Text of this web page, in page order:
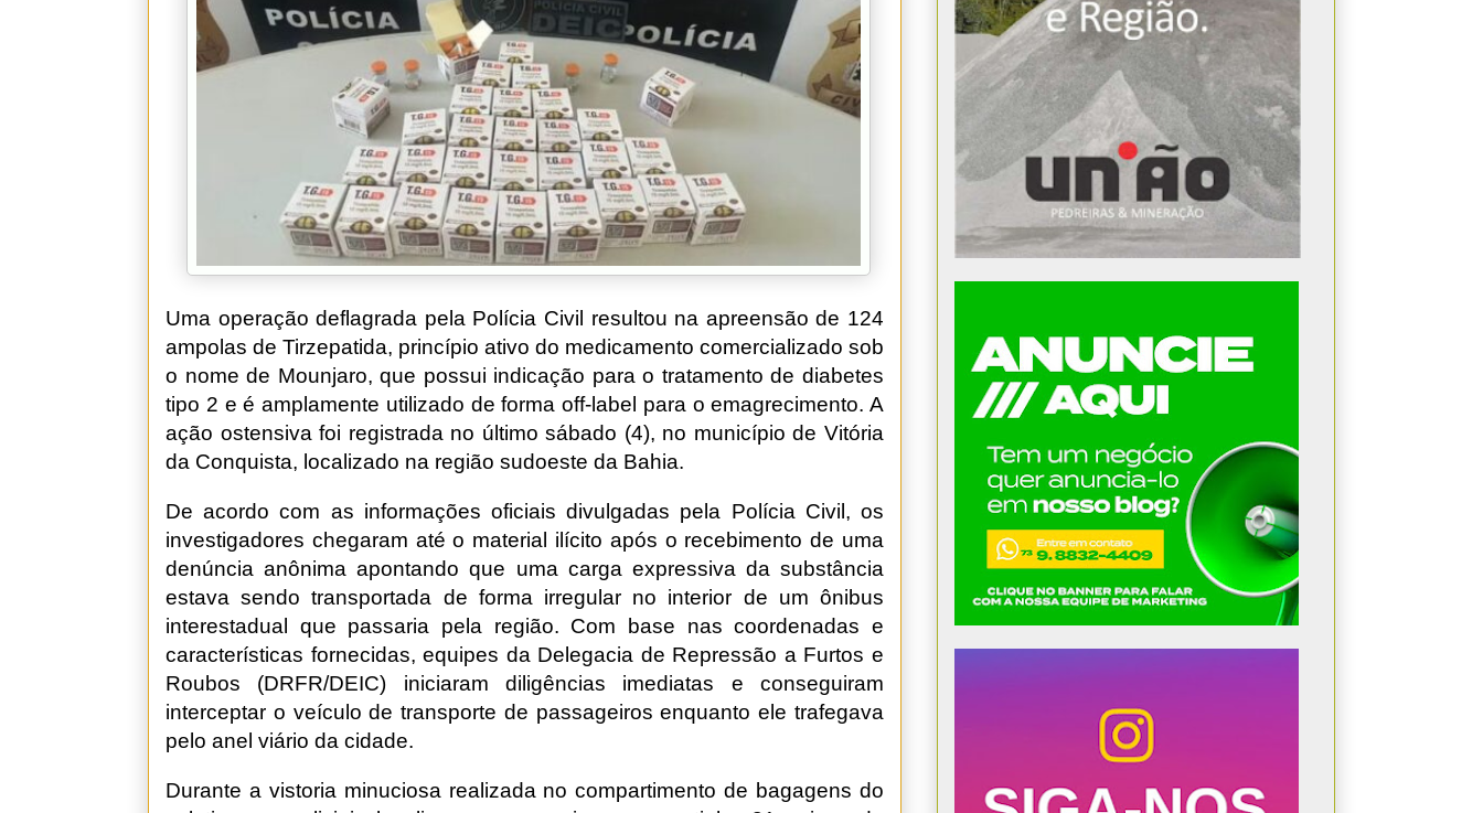
Uma operação deflagrada pela Polícia Civil resultou na apreensão de 124
ampolas de Tirzepatida, princípio ativo do medicamento comercializado sob
o nome de Mounjaro, que possui indicação para o tratamento de diabetes
tipo 2 e é amplamente utilizado de forma off-label para o emagrecimento. A
ação ostensiva foi registrada no último sábado (4), no município de Vitória
da Conquista, localizado na região sudoeste da Bahia.
De acordo com as informações oficiais divulgadas pela Polícia Civil, os
investigadores chegaram até o material ilícito após o recebimento de uma
denúncia anônima apontando que uma carga expressiva da substância
estava sendo transportada de forma irregular no interior de um ônibus
interestadual que passaria pela região. Com base nas coordenadas e
características fornecidas, equipes da Delegacia de Repressão a Furtos e
Roubos (DRFR/DEIC) iniciaram diligências imediatas e conseguiram
interceptar o veículo de transporte de passageiros enquanto ele trafegava
pelo anel viário da cidade.
Durante a vistoria minuciosa realizada no compartimento de bagagens do